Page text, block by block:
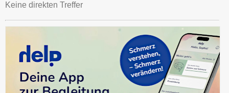
Keine direkten Treffer